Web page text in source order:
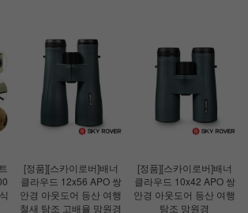
[정품][스카이로버]배너
클라우드 12x56 APO 쌍
안경 아웃도어 등산 여행
철새 탐조 고배율 망원경
[정품][스카이로버]배너
클라우드 10x42 APO 쌍
안경 아웃도어 등산 여행
탐조 망원경